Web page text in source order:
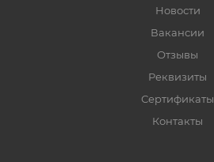
Новости
Вакансии
Отзывы
Реквизиты
Сертификаты
Контакты